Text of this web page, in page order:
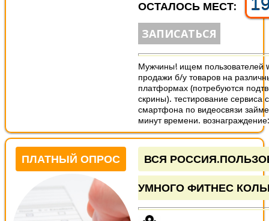
ОСТАЛОСЬ МЕСТ:
ЗАПИСАТЬСЯ
Мужчины! ищем пользователей
продажи б/у товаров на
платформах (потребуются
скрины). тестирование сервиса
смартфона по видеосвязи
минут времени.
ПЛАТНЫЙ ОПРОС ВСЯ
УМНОГО ФИТНЕС